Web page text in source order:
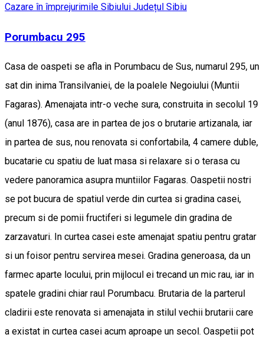
Cazare în împrejurimile Sibiului Județul Sibiu
Porumbacu 295
Casa de oaspeti se afla in Porumbacu de Sus, numarul 295, un
sat din inima Transilvaniei, de la poalele Negoiului (Muntii
Fagaras). Amenajata intr-o veche sura, construita in secolul 19
(anul 1876), casa are in partea de jos o brutarie artizanala, iar
in partea de sus, nou renovata si confortabila, 4 camere duble,
bucatarie cu spatiu de luat masa si relaxare si o terasa cu
vedere panoramica asupra muntiilor Fagaras. Oaspetii nostri
se pot bucura de spatiul verde din curtea si gradina casei,
precum si de pomii fructiferi si legumele din gradina de
zarzavaturi. In curtea casei este amenajat spatiu pentru gratar
si un foisor pentru servirea mesei. Gradina generoasa, da un
farmec aparte locului, prin mijlocul ei trecand un mic rau, iar in
spatele gradini chiar raul Porumbacu. Brutaria de la parterul
cladirii este renovata si amenajata in stilul vechii brutarii care
a existat in curtea casei acum aproape un secol. Oaspetii pot